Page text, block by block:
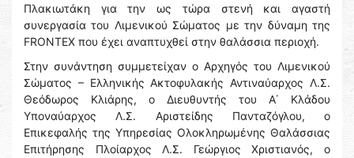
Πλακιωτάκη για την ως τώρα στενή και αγαστή
συνεργασία του Λιμενικού Σώματος με την δύναμη της
FRONTEX που έχει αναπτυχθεί στην θαλάσσια περιοχή.
Στην συνάντηση συμμετείχαν ο Αρχηγός του Λιμενικού
Σώματος – Ελληνικής Ακτοφυλακής Αντιναύαρχος Λ.Σ.
Θεόδωρος Κλιάρης, ο Διευθυντής του Α΄ Κλάδου
Υποναύαρχος Λ.Σ. Αριστείδης Πανταζόγλου, ο
Επικεφαλής της Υπηρεσίας Ολοκληρωμένης Θαλάσσιας
Επιτήρησης Πλοίαρχος Λ.Σ. Γεώργιος Χριστιανός, ο